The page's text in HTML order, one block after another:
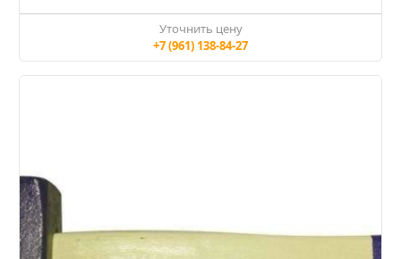
Уточнить цену
+7 (961) 138-84-27